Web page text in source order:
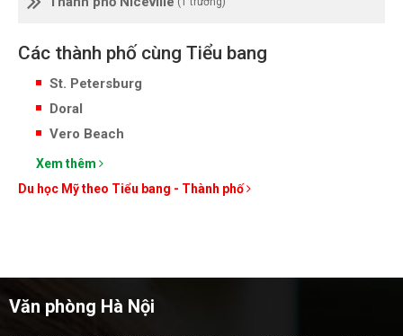
Các thành phố cùng Tiểu bang
St. Petersburg
Doral
Vero Beach
Xem thêm
Du học Mỹ theo Tiểu bang - Thành phố
Văn phòng Hà Nội